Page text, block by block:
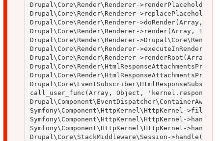
Drupal\Core\Render\Renderer-
Drupal\Core\Render\Renderer-
Drupal\Core\Render\Renderer->doRender(Array,
Drupal\Core\Render\Renderer->render(Array, 1)
Drupal\Core\Render\Renderer-
Drupal\Core\Render\Renderer-
Drupal\Core\Render\Renderer->renderRoot(Array)
call_user_func(Array, Object,
Symfony\Component\HttpKernel\HttpKernel-
Symfony\Component\HttpKernel\HttpKernel-
Symfony\Component\HttpKernel\HttpKernel-
Drupal\Core\StackMiddleware\Session-